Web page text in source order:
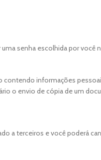
senha escolhida por você
contendo informações
o envio de cópia de um
a terceiros e você poderá